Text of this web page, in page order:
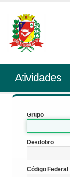
Atividades
Grupo
Desdobro
Código Federal